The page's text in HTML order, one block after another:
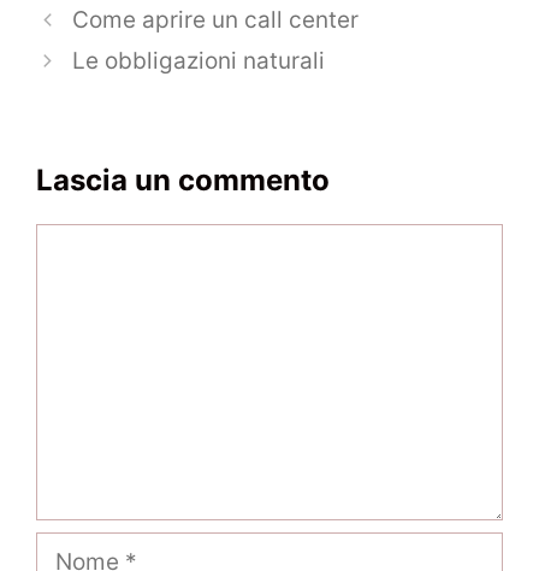
Navigazione
articolo
Come aprire un call center
Le obbligazioni naturali
Lascia un commento
Nome